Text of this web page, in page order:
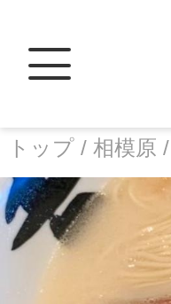
トップ / 相模原 /